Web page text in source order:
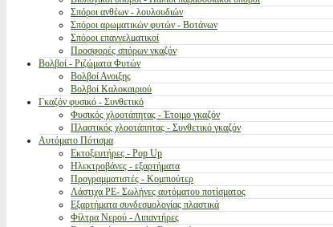
Σπόροι ανθέων - λουλουδιών
Σπόροι αρωματικών φυτών - Βοτάνων
Σπόροι επαγγελματικοί
Προσφορές σπόρων γκαζόν
Βολβοί - Ριζώματα Φυτών
Βολβοί Ανοιξης
Βολβοί Καλοκαιριού
Γκαζόν φυσικό - Συνθετικό
Φυσικός χλοοτάπητας - Έτοιμο γκαζόν
Πλαστικός χλοοτάπητας - Συνθετικό γκαζόν
Αυτόματο Πότισμα
Εκτοξευτήρες - Pop Up
Ηλεκτροβάνες - εξαρτήματα
Προγραμματιστές - Κομπιούτερ
Λάστιχα PE- Σωλήνες αυτόματου ποτίσματος
Εξαρτήματα συνδεσμολογίας πλαστικά
Φίλτρα Νερού - Λιπαντήρες